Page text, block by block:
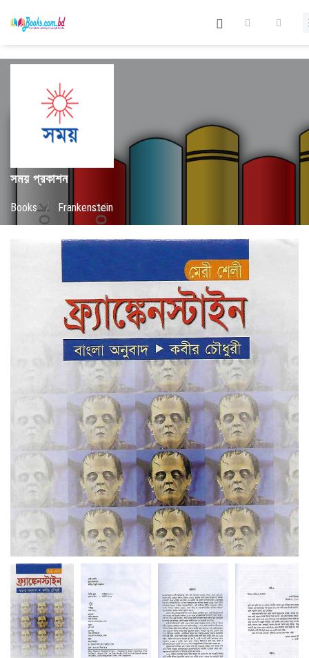
সময় প্রকাশন
Books / Frankenstein